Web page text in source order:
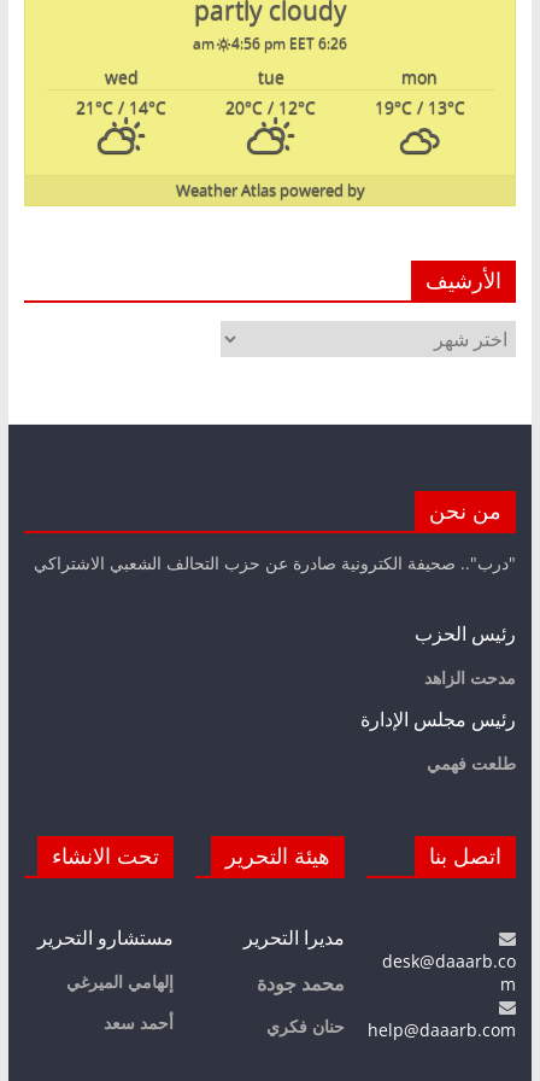
partly cloudy
6:26 am
4:56 pm EET
mon
tue
wed
19°C/ 13°C
20°C / 12°C
21°C / 14°C
powered by
Weather Atlas
الأرشيف
الأرشيف
من نحن
"درب".. صحيفة الكترونية صادرة عن حزب التحالف الشعبي الاشتراكي
رئيس الحزب
مدحت الزاهد
رئيس مجلس الإدارة
طلعت فهمي
اتصل بنا
desk@daaarb.co
m
help@daaarb.com
هيئة التحرير
مديرا التحرير
محمد جودة
حنان فكري
تحت الانشاء
مستشارو التحرير
إلهامي الميرغي
أحمد سعد